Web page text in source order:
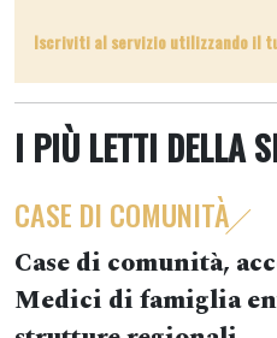
Iscriviti al servizio utilizzando il
I PIÙ LETTI DELLA
CASE DI COMUNITÀ
Case di comunità,
Medici di famiglia